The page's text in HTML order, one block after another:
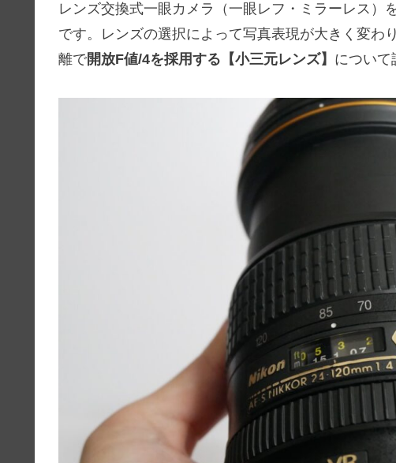
レンズ交換式一眼カメラ（一眼レフ・ミラーレス）
です。レンズの選択によって写真表現が大きく変わ
離で開放F値/4を採用する【小三元レンズ】 について